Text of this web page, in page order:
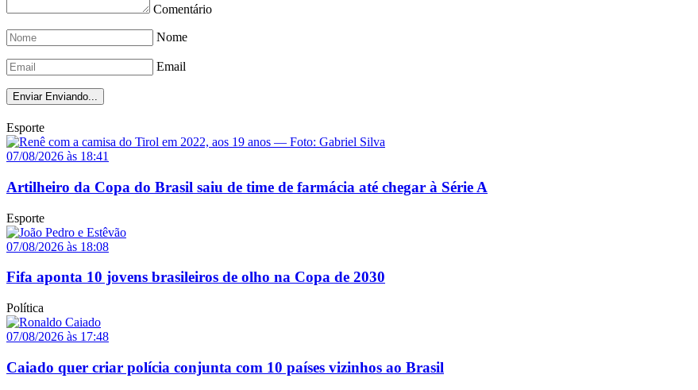
Comentário
Nome
Email
Enviar Enviando...
Esporte
07/08/2026 às 18:41
Artilheiro da Copa do Brasil saiu de time de farmácia até chegar à Série A
Esporte
07/08/2026 às 18:08
Fifa aponta 10 jovens brasileiros de olho na Copa de 2030
Política
07/08/2026 às 17:48
Caiado quer criar polícia conjunta com 10 países vizinhos ao Brasil